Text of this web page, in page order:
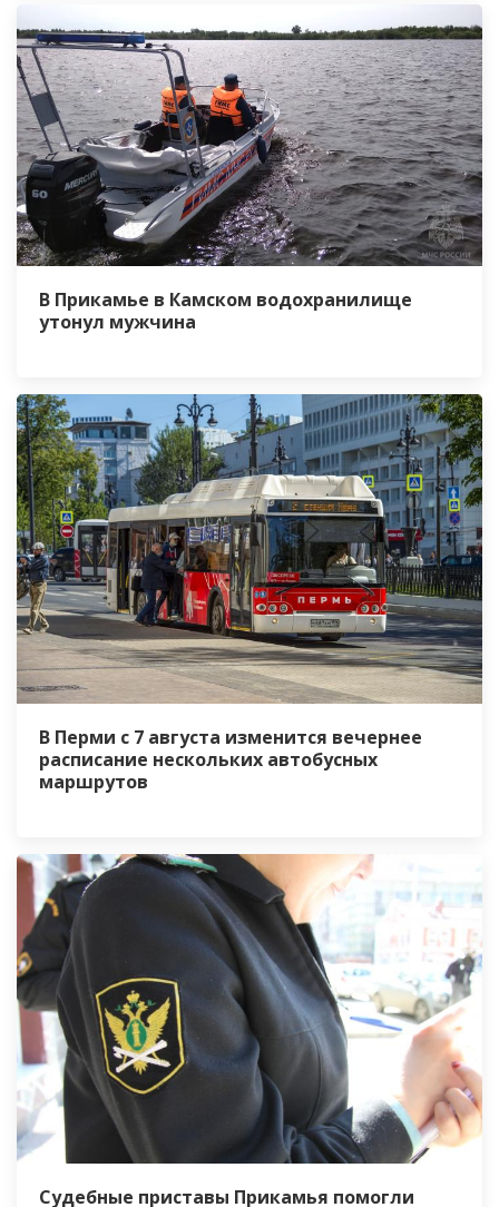
В Прикамье в Камском водохранилище
утонул мужчина
В Перми с 7 августа изменится вечернее
расписание нескольких автобусных
маршрутов
Судебные приставы Прикамья помогли